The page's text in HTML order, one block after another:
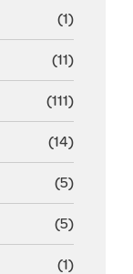
(1)
(11)
(111)
(14)
(5)
(5)
(1)